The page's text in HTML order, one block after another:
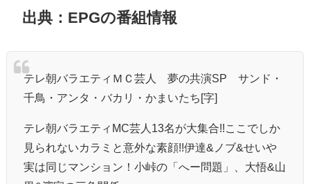
出典：EPGの番組情報
テレ朝バラエティＭＣ芸人 夢の共演SP サンド・
千鳥・アンタ・バカリ・かまいたち[字]
テレ朝バラエティMC芸人13名が大集合!!ここでしか
見られないカラミと意外な素顔!!伊達&ノブ&せいや
実は同じマンション！小峠の「へー問題」、大悟&山